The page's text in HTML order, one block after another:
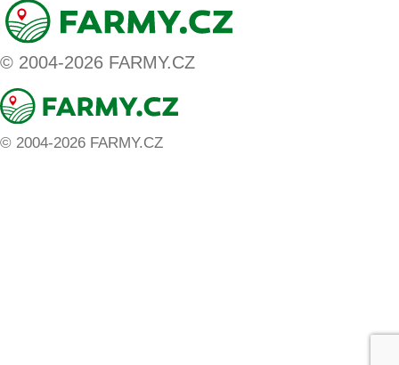
© 2004-2026 FARMY.CZ
© 2004-2026 FARMY.CZ